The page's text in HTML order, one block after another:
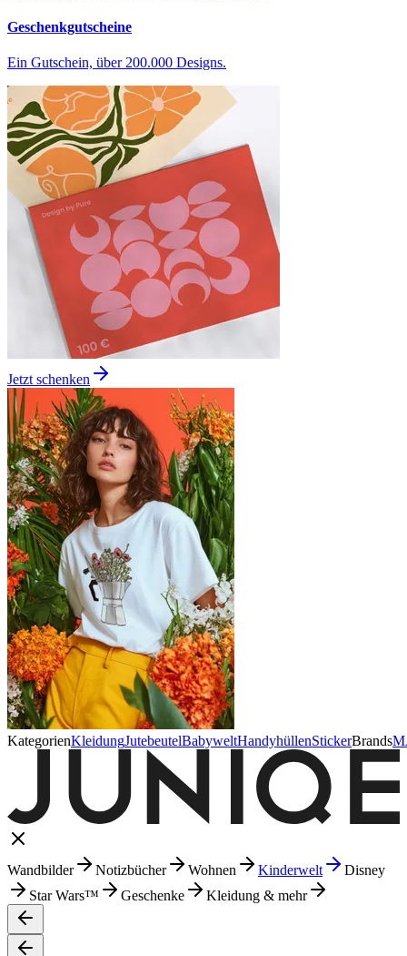
Geschenkgutscheine
Ein Gutschein, über 200.000 Designs.
Jetzt schenken
KategorienKleidungJutebeutelBabyweltHandyhüllenStickerBrands
Wandbilder Notizbücher Wohnen Kinderwelt
Disney
Star Wars™
Geschenke Kleidung & mehr